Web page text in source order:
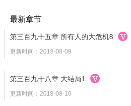
最新章节
第三百九十五章 所有人的大危机8
更新时间：2018-08-09
第三百九十八章 大结局1
更新时间：2018-08-10